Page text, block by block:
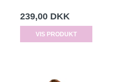
239,00 DKK
VIS PRODUKT